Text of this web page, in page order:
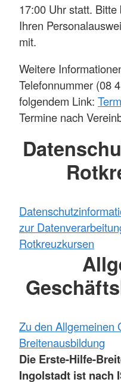
17:00 Uhr statt.
Ihren
mit.
Weitere
Telefonnummer (08
folgendem Link:
Termine nach
zur
Rotkreuzkursen
Zu den Allgemeinen
Breitenausbildung
Die Erste-Hilfe-
Ingolstadt ist nach